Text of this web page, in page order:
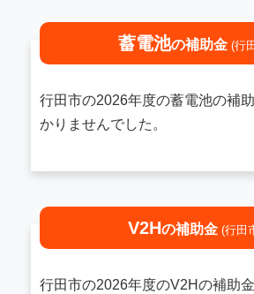
蓄電池の補助金 (行
行田市の2026年度の蓄電池の補
かりませんでした。
V2Hの補助金 (行田
行田市の2026年度のV2Hの補助